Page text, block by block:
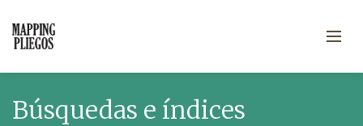
Búsquedas e índices